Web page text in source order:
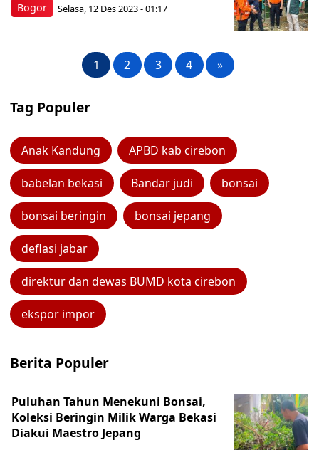
Bogor Selasa, 12 Des 2023 - 01:17
1 2 3 4 »
Tag Populer
Anak Kandung APBD kab cirebon
babelan bekasi Bandar judi bonsai
bonsai beringin bonsai jepang
deflasi jabar
direktur dan dewas BUMD kota cirebon
ekspor impor
Berita Populer
Puluhan Tahun Menekuni Bonsai,
Koleksi Beringin Milik Warga Bekasi
Diakui Maestro Jepang